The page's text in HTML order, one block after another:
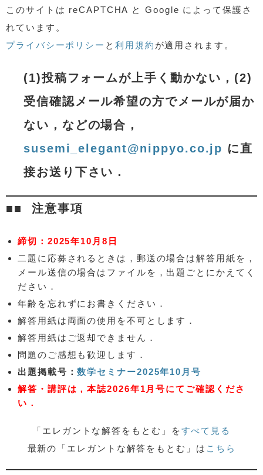
このサイトは reCAPTCHA と Google によって保護さ
れています。
プライバシーポリシー と 利用規約 が適用されます。
(1)投稿フォームが上手く動かない，(2)
受信確認メール希望の方でメールが届か
ない，などの場合，
susemi_elegant@nippyo.co.jp に直
接お送り下さい．
注意事項
締切：2025年10月8日
二題に応募されるときは，郵送の場合は解答用紙を，
メール送信の場合はファイルを，出題ごとにかえてく
ださい．
年齢を忘れずにお書きください．
解答用紙は両面の使用を不可とします．
解答用紙はご返却できません．
問題のご感想も歓迎します．
出題掲載号：数学セミナー2025年10月号
解答・講評は，本誌2026年1月号にてご確認くださ
い．
「エレガントな解答をもとむ」をすべて見る
最新の「エレガントな解答をもとむ」は こちら